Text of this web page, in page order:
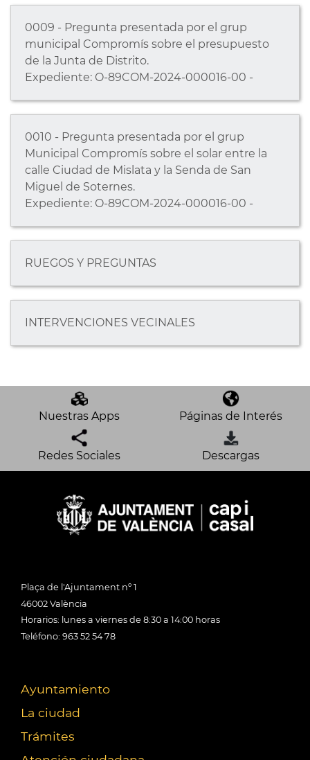
0009 - Pregunta presentada por el grup
municipal Compromís sobre el presupuesto
de la Junta de Distrito.
Expediente: O-89COM-2024-000016-00 -
0010 - Pregunta presentada por el grup
Municipal Compromís sobre el solar entre la
calle Ciudad de Mislata y la Senda de San
Miguel de Soternes.
Expediente: O-89COM-2024-000016-00 -
RUEGOS Y PREGUNTAS
INTERVENCIONES VECINALES
Nuestras Apps Páginas de Interés
Redes Sociales Descargas
Plaça de l'Ajuntament nº 1
46002 València
Horarios: lunes a viernes de 8:30 a 14:00 horas
Teléfono: 963 52 54 78
Ayuntamiento
La ciudad
Trámites